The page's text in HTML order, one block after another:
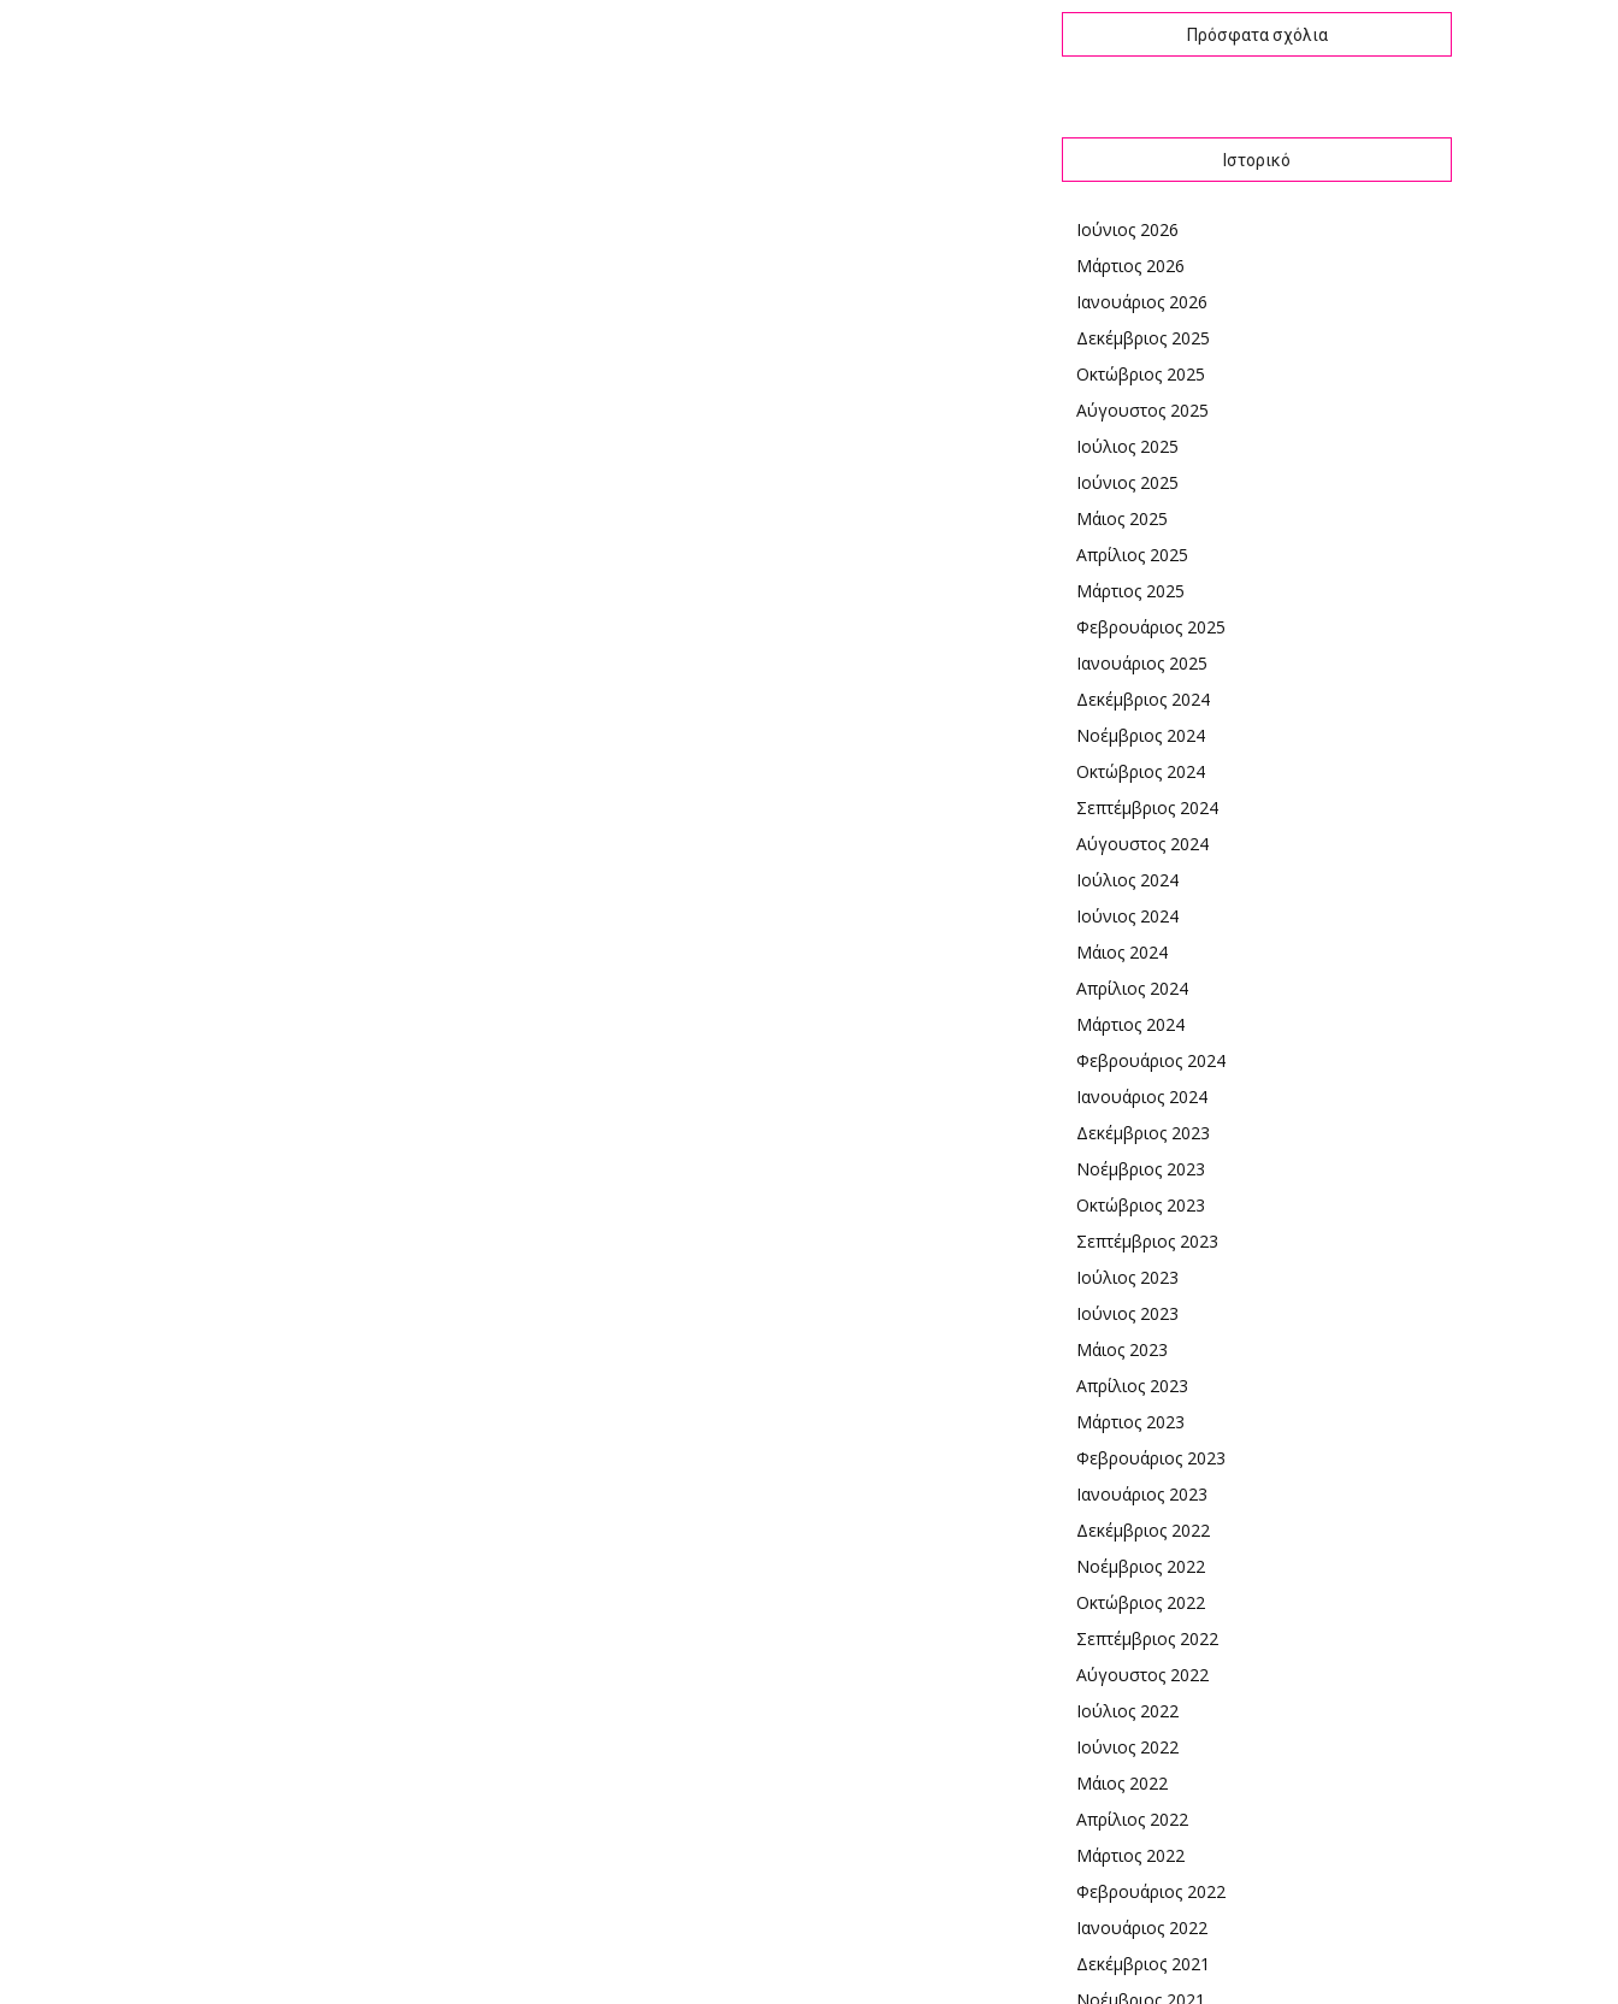
Πρόσφατα σχόλια
Ιστορικό
Ιούνιος 2026
Μάρτιος 2026
Ιανουάριος 2026
Δεκέμβριος 2025
Οκτώβριος 2025
Αύγουστος 2025
Ιούλιος 2025
Ιούνιος 2025
Μάιος 2025
Απρίλιος 2025
Μάρτιος 2025
Φεβρουάριος 2025
Ιανουάριος 2025
Δεκέμβριος 2024
Νοέμβριος 2024
Οκτώβριος 2024
Σεπτέμβριος 2024
Αύγουστος 2024
Ιούλιος 2024
Ιούνιος 2024
Μάιος 2024
Απρίλιος 2024
Μάρτιος 2024
Φεβρουάριος 2024
Ιανουάριος 2024
Δεκέμβριος 2023
Νοέμβριος 2023
Οκτώβριος 2023
Σεπτέμβριος 2023
Ιούλιος 2023
Ιούνιος 2023
Μάιος 2023
Απρίλιος 2023
Μάρτιος 2023
Φεβρουάριος 2023
Ιανουάριος 2023
Δεκέμβριος 2022
Νοέμβριος 2022
Οκτώβριος 2022
Σεπτέμβριος 2022
Αύγουστος 2022
Ιούλιος 2022
Ιούνιος 2022
Μάιος 2022
Απρίλιος 2022
Μάρτιος 2022
Φεβρουάριος 2022
Ιανουάριος 2022
Δεκέμβριος 2021